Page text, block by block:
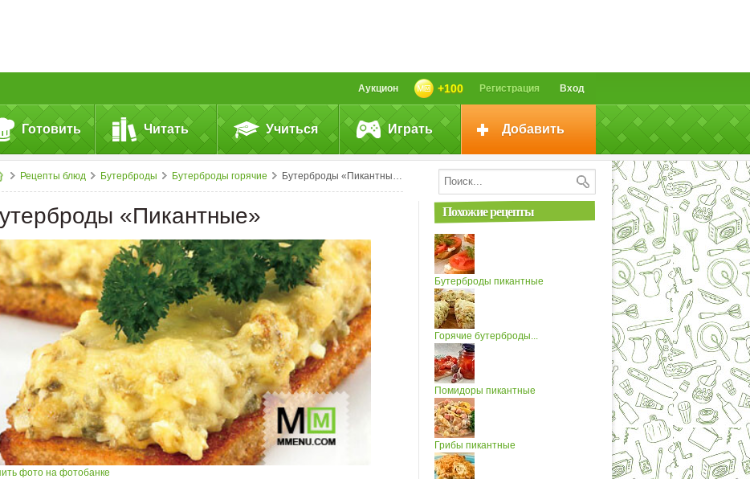
Вход
Регистрация
+100
Аукцион
Готовить Читать Учиться Играть Добавить
Рецепты блюд Бутерброды Бутерброды горячие Бутерброды «Пикантные»
«Пикантные»
фото на фотобанке
Похожие рецепты
Бутерброды пикантные
Горячие бутерброды...
Помидоры пикантные
Грибы пикантные